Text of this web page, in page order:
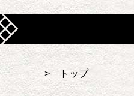
> トップ